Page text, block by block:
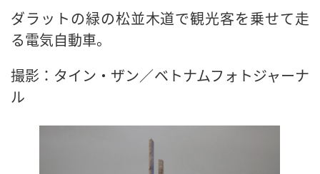
ダラットの緑の松並木道で観光客を乗せて走
る電気自動車。
撮影：タイン・ザン／ベトナムフォトジャーナ
ル